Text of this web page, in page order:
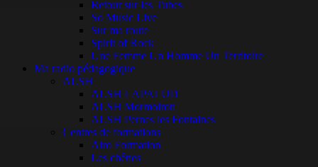
Retour sur les Tubes
So Music Live
Sur ma route
Spirit of Rock
Une Femme Un Homme Un Territoire
Ma radio pédagogique
ALSH
ALSH LAPALUD
ALSH Mormoiron
ALSH Pernes les Fontaines
Centres de formations
Airo Formation
Les chênes